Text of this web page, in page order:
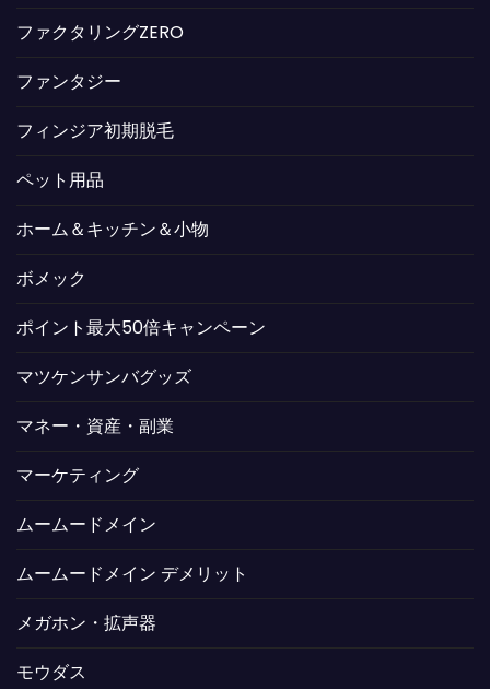
ファクタリングZERO
ファンタジー
フィンジア初期脱毛
ペット用品
ホーム＆キッチン＆小物
ボメック
ポイント最大50倍キャンペーン
マツケンサンバグッズ
マネー・資産・副業
マーケティング
ムームードメイン
ムームードメイン デメリット
メガホン・拡声器
モウダス